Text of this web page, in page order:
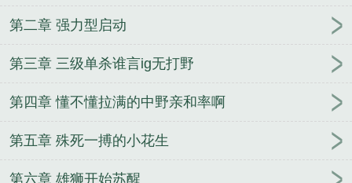
第二章 强力型启动
第三章 三级单杀谁言ig无打野
第四章 懂不懂拉满的中野亲和率啊
第五章 殊死一搏的小花生
第六章 雄狮开始苏醒